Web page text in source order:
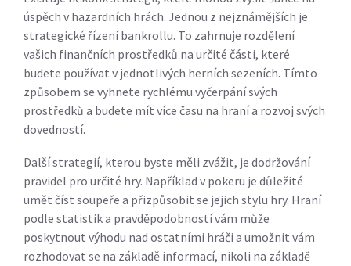
úspěch v hazardních hrách. Jednou z nejznámějších je
strategické řízení bankrollu. To zahrnuje rozdělení
vašich finančních prostředků na určité části, které
budete používat v jednotlivých herních sezeních. Tímto
způsobem se vyhnete rychlému vyčerpání svých
prostředků a budete mít více času na hraní a rozvoj svých
dovedností.
Další strategií, kterou byste měli zvážit, je dodržování
pravidel pro určité hry. Například v pokeru je důležité
umět číst soupeře a přizpůsobit se jejich stylu hry. Hraní
podle statistik a pravděpodobností vám může
poskytnout výhodu nad ostatními hráči a umožnit vám
rozhodovat se na základě informací, nikoli na základě